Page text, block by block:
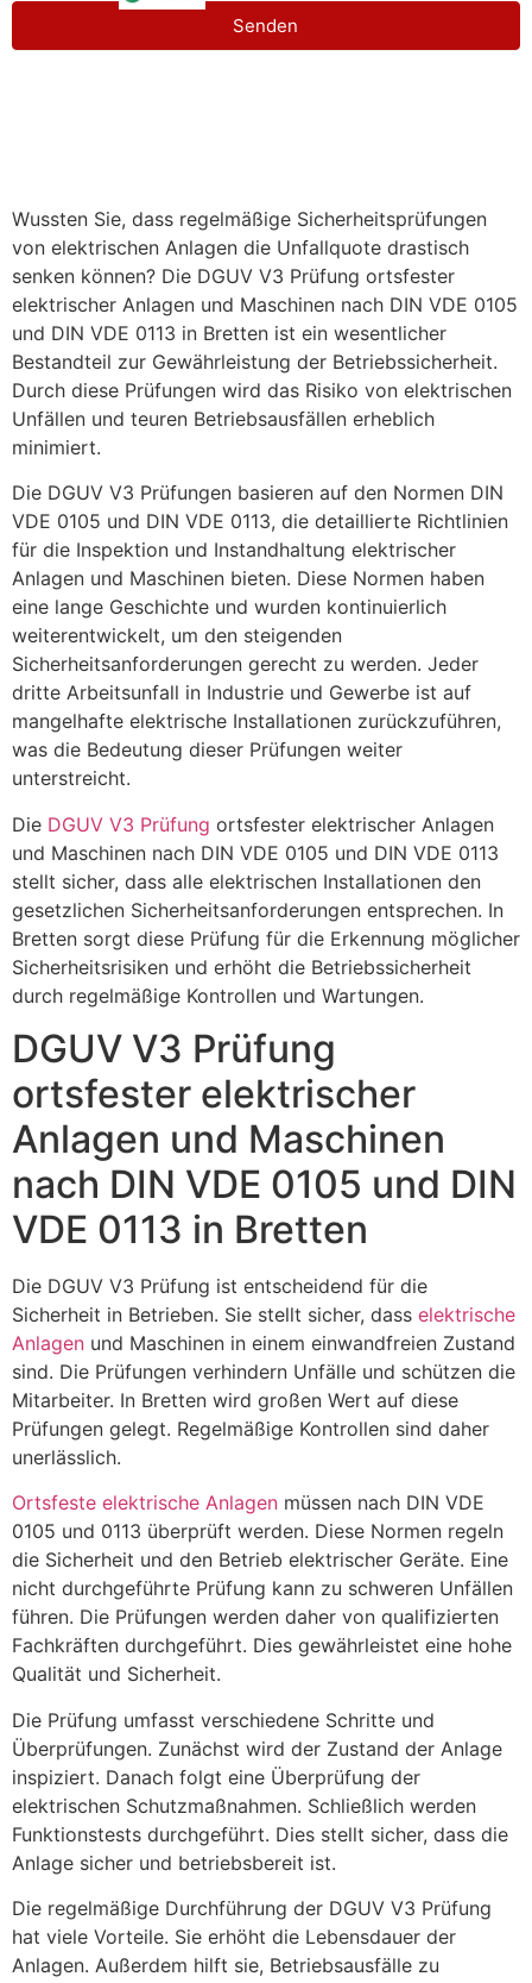
Senden
Wussten Sie, dass regelmäßige Sicherheitsprüfungen
von elektrischen Anlagen die Unfallquote drastisch
senken können? Die DGUV V3 Prüfung ortsfester
elektrischer Anlagen und Maschinen nach DIN VDE 0105
und DIN VDE 0113 in Bretten ist ein wesentlicher
Bestandteil zur Gewährleistung der Betriebssicherheit.
Durch diese Prüfungen wird das Risiko von elektrischen
Unfällen und teuren Betriebsausfällen erheblich
minimiert.
Die DGUV V3 Prüfungen basieren auf den Normen DIN
VDE 0105 und DIN VDE 0113, die detaillierte Richtlinien
für die Inspektion und Instandhaltung elektrischer
Anlagen und Maschinen bieten. Diese Normen haben
eine lange Geschichte und wurden kontinuierlich
weiterentwickelt, um den steigenden
Sicherheitsanforderungen gerecht zu werden. Jeder
dritte Arbeitsunfall in Industrie und Gewerbe ist auf
mangelhafte elektrische Installationen zurückzuführen,
was die Bedeutung dieser Prüfungen weiter
unterstreicht.
Die DGUV V3 Prüfung ortsfester elektrischer Anlagen
und Maschinen nach DIN VDE 0105 und DIN VDE 0113
stellt sicher, dass alle elektrischen Installationen den
gesetzlichen Sicherheitsanforderungen entsprechen. In
Bretten sorgt diese Prüfung für die Erkennung möglicher
Sicherheitsrisiken und erhöht die Betriebssicherheit
durch regelmäßige Kontrollen und Wartungen.
DGUV V3 Prüfung
ortsfester elektrischer
Anlagen und Maschinen
nach DIN VDE 0105 und DIN
VDE 0113 in Bretten
Die DGUV V3 Prüfung ist entscheidend für die
Sicherheit in Betrieben. Sie stellt sicher, dass elektrische
Anlagen und Maschinen in einem einwandfreien Zustand
sind. Die Prüfungen verhindern Unfälle und schützen die
Mitarbeiter. In Bretten wird großen Wert auf diese
Prüfungen gelegt. Regelmäßige Kontrollen sind daher
unerlässlich.
Ortsfeste elektrische Anlagen müssen nach DIN VDE
0105 und 0113 überprüft werden. Diese Normen regeln
die Sicherheit und den Betrieb elektrischer Geräte. Eine
nicht durchgeführte Prüfung kann zu schweren Unfällen
führen. Die Prüfungen werden daher von qualifizierten
Fachkräften durchgeführt. Dies gewährleistet eine hohe
Qualität und Sicherheit.
Die Prüfung umfasst verschiedene Schritte und
Überprüfungen. Zunächst wird der Zustand der Anlage
inspiziert. Danach folgt eine Überprüfung der
elektrischen Schutzmaßnahmen. Schließlich werden
Funktionstests durchgeführt. Dies stellt sicher, dass die
Anlage sicher und betriebsbereit ist.
Die regelmäßige Durchführung der DGUV V3 Prüfung
hat viele Vorteile. Sie erhöht die Lebensdauer der
Anlagen. Außerdem hilft sie, Betriebsausfälle zu